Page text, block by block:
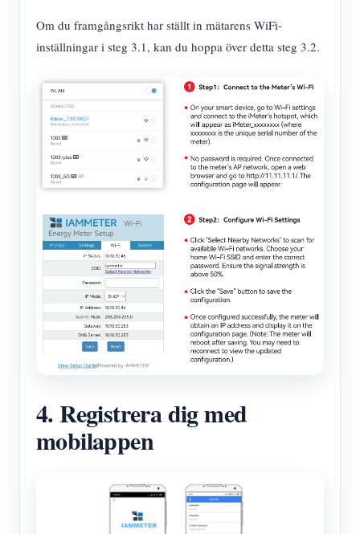
Om du framgångsrikt har ställt in mätarens WiFi-
inställningar i steg 3.1, kan du hoppa över detta steg 3.2.
4. Registrera dig med
mobilappen